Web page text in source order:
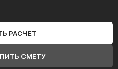
РАСЧЕТ
СМЕТУ